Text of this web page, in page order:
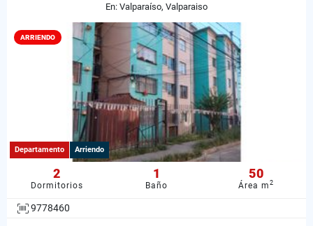
En: Valparaíso, Valparaiso
ARRIENDO
Departamento Arriendo
2
Dormitorios
1
Baño
50
Área m2
9778460